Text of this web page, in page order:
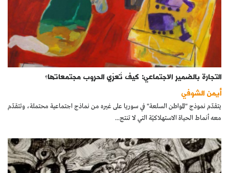
التجارة بالضمير الاجتماعي: كيف تُعرّي الحروب مجتمعاتها؟
أيمن الشوفي
يتقدّم نموذج "المواطن السلعة" في سوريا على غيره من نماذج اجتماعية محتملة، وتتقدّم
معه أنماط الحياة الاستهلاكيّة التي لا تنتج...